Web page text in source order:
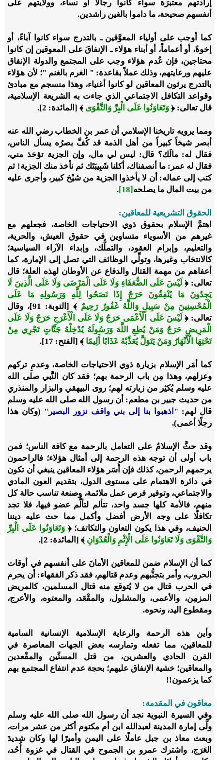
إرادتهم معتبرَة سواء كانوا رجالاً أو نساء، وولايتهم على
أنفسهم صحيحة، ما داموا بالغين راشدين.
كما أوجب على أولياء المعوَّقين ـ بالتدرج سواء كانوا آباءً، أو
إخوةً، أو أعماماً، أو أبناء هؤلاء ـ الإنفاقَ على المعوقين إن كانوا
محتاجين، فإن عُدم هؤلاء وجب على المجتمع والدولة الإنفاق
عليهم ورعايتهم، وذلك عملاً بقاعدة: " الغرم بالغنم "؛ لأن هؤلاء
بالتدرج يرثون المعاقين لو كانوا أغنياء، وهذا منسجم مع مبادئ
وقواعد التكافل الاجتماعي الذي جاءت به الشريعة الإسلامية،
قال تعالى: ﴿ وَتَعَاوَنُوا عَلَى الْبِرِّ وَالتَّقْوَى ﴾ [المائدة: 2].
ومما يرويه تاريخنا الإسلامي أن عمر بن الخطاب رضي الله عنه
أبصر شيخاً كبيراً من أهل الذمة قد كُفَّ بصرُه يسأل الناس،
فقال له: مالَك؟ قال: ليس لي مال، وإن الجزية تؤخذ مني،
فقال له عمر:ما أنصفناك، أكلنا شَبِيبَتَك ثم نأخذ منك الجزية! ثم
كتب إلى عماله: أن لا يأخذوا الجزية من شيْخ كبير، وأجرى عليه
من بيت المال ما يصلحه[18]
.
الحقوق التشريعية للمعاقين:
اهتمَّ الإسلام بحقوق ذوي الاحتياجات الخاصة، فجعلهم مع
غيرهم من الأسوياء متساوين في حقوق العيش، والحرية،
والتعليم، وإبرام العقود، والتملُّك، وإبداء الآراء السياسية؛
كالانتخاب وغيرها، وتولِّي الوظائف التي تصل إلى الإمارة، كما
أعفاهم من مهمة القتال والدفاع عن الأوطان لهذه العلة؛ قال
تعالى: ﴿ لَيْسَ عَلَى الضُّعَفَاءِ وَلَا عَلَى الْمَرْضَى وَلَا عَلَى الَّذِينَ لَا
يَجِدُونَ مَا يُنْفِقُونَ حَرَجٌ إِذَا نَصَحُوا لِلَّهِ وَرَسُولِهِ مَا عَلَى
الْمُحْسِنِينَ مِنْ سَبِيلٍ وَاللَّهُ غَفُورٌ رَحِيمٌ
﴾ [التوبة: 91]، وقال
تعالى: ﴿لَيْسَ عَلَى الْأَعْمَى حَرَجٌ وَلَا عَلَى الْأَعْرَجِ حَرَجٌ وَلَا عَلَى
الْمَرِيضِ حَرَجٌ وَمَنْ يُطِعِ اللَّهَ وَرَسُولَهُ يُدْخِلْهُ جَنَّاتٍ تَجْرِي مِنْ
تَحْتِهَا الْأَنْهَارُ وَمَنْ يَتَوَلَّ يُعَذِّبْهُ عَذَابًا أَلِيمًا ﴾ [الفتح: 17].
كما أمَر الإسلام بزيارة ذوي الاحتياجات الخاصة، وعدمِ تركهم
وعزلهم، وهذا مِن باب الرحمة بهم؛ فقد كان النَّبي صلى الله
عليه وسلم يُكثِر من زيارته لهم؛ روى البيهقي والبزار والمنذري
من حديث جبير بن مطعم: أن رسول الله صلى الله عليه وسلم
قال لهم: " اذهبوا بنا إلى بني واقف نزور البصير " (وكان هذا
رجلًا أعمى).
وقد حثَّ الإسلامُ على التعامل بالرحمة مع كافة الناس؛ فمن
باب أولى أن توجه هذه الرحمة إلى أمثال هؤلاء؛ فالراحمون
يرحمهم الرحمن، كذلك فإن أُسَر هؤلاء المعاقين ينبغي أن تكون
في دائرة الاهتمام على مستوى الدول، بتقديم العون المادي
والاجتماعي، وتوفير فرص عمل ملائمة، وصنعة تناسب حالة كل
منهم، فالأمة كلها جسد واحد، تتألم لتألُّم عضو فيها، فلا تجد
تكافلًا على وجه الأرض أفضل وأكمل مما حث عليه ديننا
الحنيف، وفي هذا يكون التعاون والتكاتف؛ ﴿وَتَعَاوَنُوا عَلَى الْبِرِّ
وَالتَّقْوَى وَلَا تَعَاوَنُوا عَلَى الْإِثْمِ وَالْعُدْوَانِ ﴾ [المائدة: 2].
كما أن الإسلام ضمن للمعاقين الأمانَ على أنفسهم في أوقات
الحروب، وأمر بتجنُّبهم وعدم قتالهم، فقد ذكر الفقهاء: أن يحرم
في الحرب قتال من لا يُتوقع منه قتال المسلمين، كالمريض
المزمِن، والأعمى، والمشلول، والمقْعَد، والمعتوه، والأعرج،
ومقطوع اليد، ونحوه.
وأين هذه الرحمة والرعاية الإسلامية الإنسانية السامية
للمعاقين، مما تفعله وتمارسه بعض الجهات المعاصرة في
القرن الحادي والعشرين، من قتل المسنِّين والمقْعدين
والمعاقين؛ خشية الإنفاق عليهم؛ بحجة عدم انتفاع المجتمع بهم
كما يزعمون!!
معاقون في المقدمة:
وفي السيرة النبوية نجد أن رسول الله صلى الله عليه وسلم
ولَّى إمارة المدينة لعبدالله ابن أم مكتوم أكثر من عشر مرات،
وبعث معاذ بن جبل عاملًا على اليمن وأميرًا لها وكان شديدَ
العَرَج، واشترك عمرو بن الجموح في القتال في غزوة أُحُد،